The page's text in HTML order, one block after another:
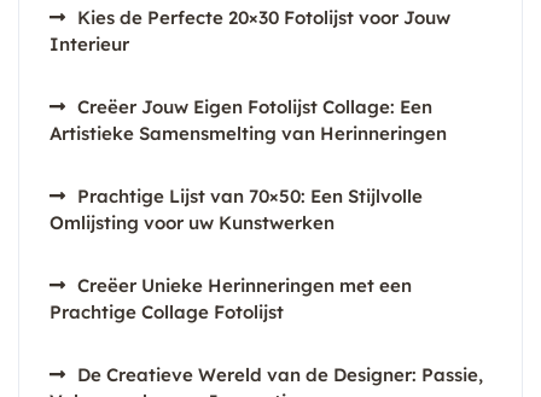
Kies de Perfecte 20×30 Fotolijst voor Jouw
Interieur
Creëer Jouw Eigen Fotolijst Collage: Een
Artistieke Samensmelting van Herinneringen
Prachtige Lijst van 70×50: Een Stijlvolle
Omlijsting voor uw Kunstwerken
Creëer Unieke Herinneringen met een
Prachtige Collage Fotolijst
De Creatieve Wereld van de Designer: Passie,